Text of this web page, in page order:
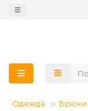
Одежда Брюки